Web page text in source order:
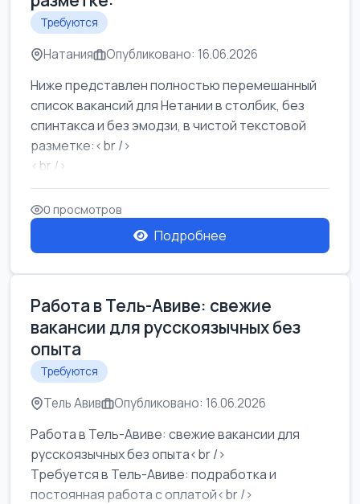
Требуются
Натания Опубликовано: 16.06.2026
Ниже представлен полностью перемешанный
список вакансий для Нетании в столбик, без
спинтакса и без эмодзи, в чистой текстовой
разметке:<br />
<br />
Работа в Нетании на мебельном производстве:
требу...
0 просмотров
Подробнее
Работа в Тель-Авиве: свежие
вакансии для русскоязычных без
опыта
Требуются
Тель Авив Опубликовано: 16.06.2026
Работа в Тель-Авиве: свежие вакансии для
русскоязычных без опыта<br />
Требуется в Тель-Авиве: подработка и
постоянная работа с оплатой<br />